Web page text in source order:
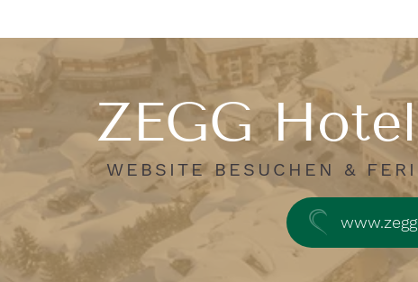
ZEGG
WEBSITE BESUCHEN &